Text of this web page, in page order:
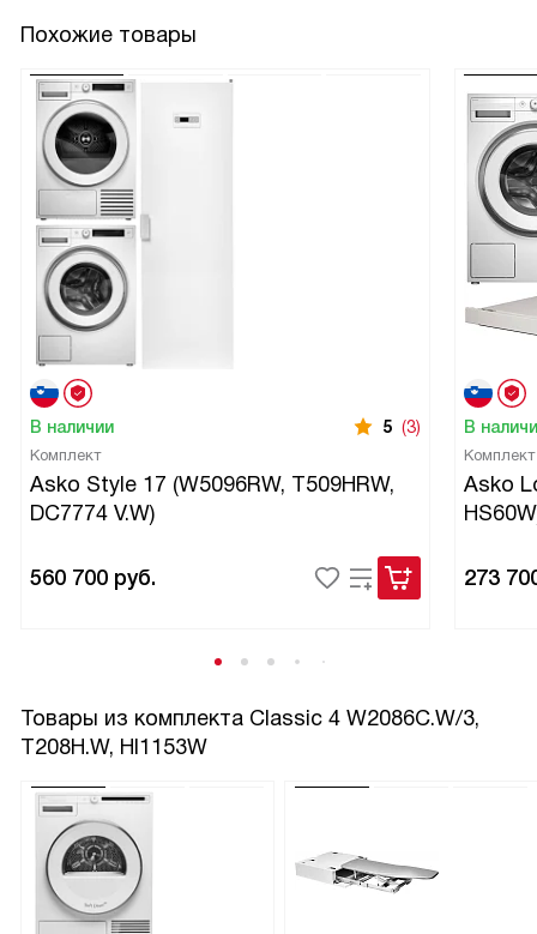
Похожие товары
В наличии 5 (3)
Комплект
Asko Style 17 (W5096RW, T509HRW,
DC7774 V.W)
560 700 руб.
В
Комплект
Asko
273
Товары из комплекта Classic 4 W2086C.W/3,
T208H.W, HI1153W